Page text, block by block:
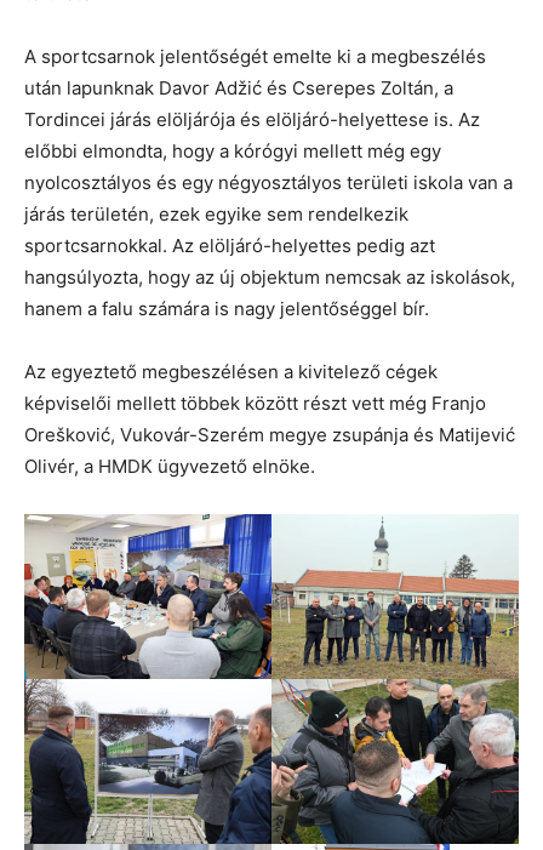
A sportcsarnok jelentőségét emelte ki a megbeszélés
után lapunknak Davor Adžić és Cserepes Zoltán, a
Tordincei járás elöljárója és elöljáró-helyettese is. Az
előbbi elmondta, hogy a kórógyi mellett még egy
nyolcosztályos és egy négyosztályos területi iskola van a
járás területén, ezek egyike sem rendelkezik
sportcsarnokkal. Az elöljáró-helyettes pedig azt
hangsúlyozta, hogy az új objektum nemcsak az iskolások,
hanem a falu számára is nagy jelentőséggel bír.
Az egyeztető megbeszélésen a kivitelező cégek
képviselői mellett többek között részt vett még Franjo
Orešković, Vukovár-Szerém megye zsupánja és Matijević
Olivér, a HMDK ügyvezető elnöke.